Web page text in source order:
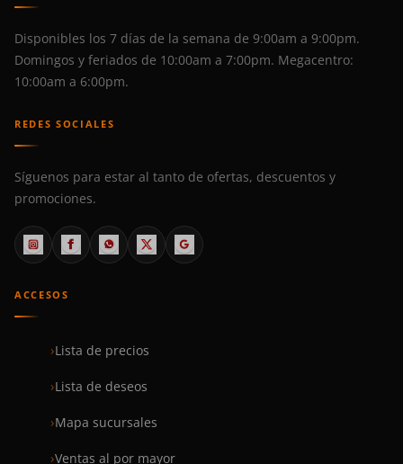
Disponibles los 7 días de la semana de 9:00am a 9:00pm.
Domingos y feriados de 10:00am a 7:00pm. Megacentro:
10:00am a 6:00pm.
REDES SOCIALES
Síguenos para estar al tanto de ofertas, descuentos y
promociones.
ACCESOS
Lista de precios
Lista de deseos
Mapa sucursales
Ventas al por mayor